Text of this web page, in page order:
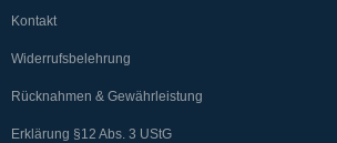
Kontakt
Widerrufsbelehrung
Rücknahmen & Gewährleistung
Erklärung §12 Abs. 3 UStG